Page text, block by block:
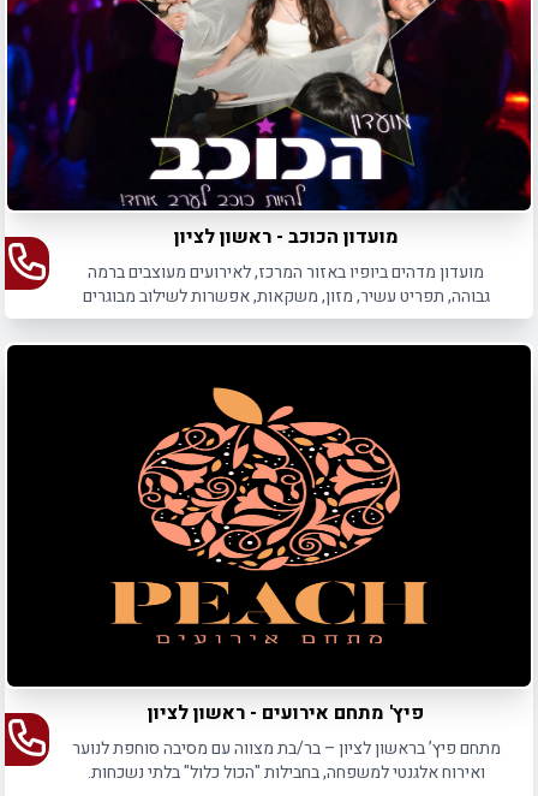
מועדון הכוכב - ראשון לציון
מועדון מדהים ביופיו באזור המרכז, לאירועים מעוצבים ברמה
גבוהה, תפריט עשיר, מזון, משקאות, אפשרות לשילוב מבוגרים
ואטרקציות מגוונות. לא סוגרים לפני שרואים - כי על איכות לא
מתפשרים!
פיץ' מתחם אירועים - ראשון לציון
מתחם פיץ’ בראשון לציון – בר/בת מצווה עם מסיבה סוחפת לנוער
ואירוח אלגנטי למשפחה, בחבילות "הכול כלול" בלתי נשכחות.